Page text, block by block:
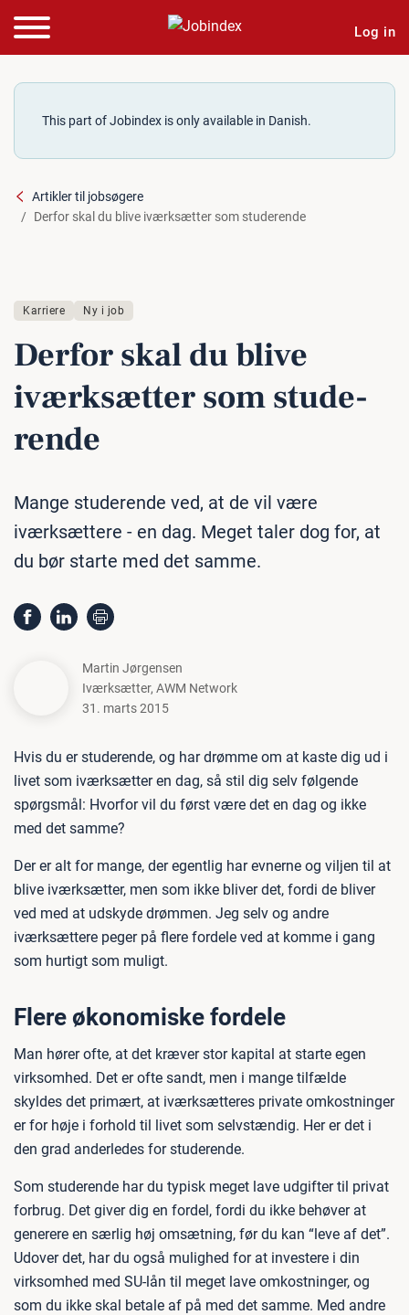
Log in
This part of Jobindex is only available in Danish.
Artikler til jobsøgere
Derfor skal du blive iværksætter som studerende
Karriere Ny i job
Derfor skal du blive
iværk­sæt­ter som stu­de­
ren­de
Mange studerende ved, at de vil være
iværksættere - en dag. Meget taler dog for, at
du bør starte med det samme.
Martin Jørgensen
Iværksætter, AWM Network
31. marts 2015
Hvis du er studerende, og har drømme om at kaste dig ud i
livet som iværksætter en dag, så stil dig selv følgende
spørgsmål: Hvorfor vil du først være det en dag og ikke
med det samme?
Der er alt for mange, der egentlig har evnerne og viljen til at
blive iværksætter, men som ikke bliver det, fordi de bliver
ved med at udskyde drømmen. Jeg selv og andre
iværksættere peger på flere fordele ved at komme i gang
som hurtigt som muligt.
Flere økonomiske fordele
Man hører ofte, at det kræver stor kapital at starte egen
virksomhed. Det er ofte sandt, men i mange tilfælde
skyldes det primært, at iværksætteres private omkostninger
er for høje i forhold til livet som selvstændig. Her er det i
den grad anderledes for studerende.
Som studerende har du typisk meget lave udgifter til privat
forbrug. Det giver dig en fordel, fordi du ikke behøver at
generere en særlig høj omsætning, før du kan “leve af det”.
Udover det, har du også mulighed for at investere i din
virksomhed med SU-lån til meget lave omkostninger, og
som du ikke skal betale af på med det samme. Med andre